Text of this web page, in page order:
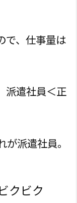
で、仕事量は
派遣社員＜正
派遣社員。
クビク